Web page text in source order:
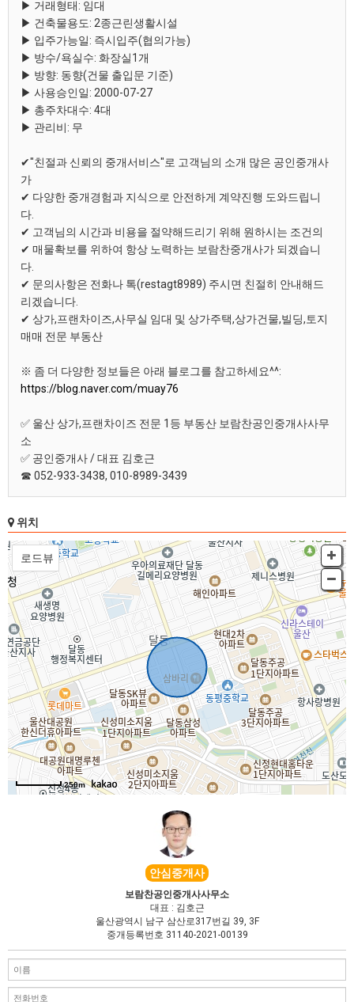
▶ 거래형태: 임대
▶ 건축물용도: 2종근린생활시설
▶ 입주가능일: 즉시입주(협의가능)
▶ 방수/욕실수: 화장실1개
▶ 방향: 동향(건물 출입문 기준)
▶ 사용승인일: 2000-07-27
▶ 총주차대수: 4대
▶ 관리비: 무
✔"친절과 신뢰의 중개서비스"로 고객님의 소개 많은 공인중개사
가
✔ 다양한 중개경험과 지식으로 안전하게 계약진행 도와드립니
다.
✔ 고객님의 시간과 비용을 절약해드리기 위해 원하시는 조건의
✔ 매물확보를 위하여 항상 노력하는 보람찬중개사가 되겠습니
다.
✔ 문의사항은 전화나 톡(restagt8989) 주시면 친절히 안내해드
리겠습니다.
✔ 상가,프랜차이즈,사무실 임대 및 상가주택,상가건물,빌딩,토지
매매 전문 부동산
※ 좀 더 다양한 정보들은 아래 블로그를 참고하세요^^:
https://blog.naver.com/muay76
✅ 울산 상가,프랜차이즈 전문 1등 부동산 보람찬공인중개사사무
소
✅ 공인중개사 / 대표 김호근
☎ 052-933-3438, 010-8989-3439
위치
250m
신정로
신정로
북
남
, KnWorks
안심중개사
보람찬공인중개사사무소
대표 : 김호근
울산광역시 남구 삼산로317번길 39, 3F
중개등록번호 31140-2021-00139